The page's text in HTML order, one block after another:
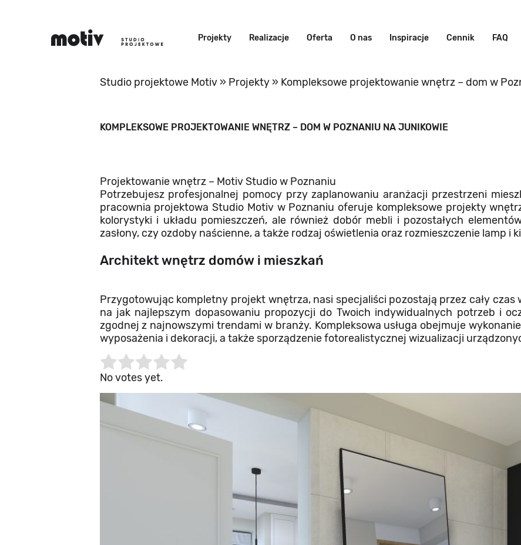
Projekty Realizacje Oferta O nas Inspiracje Cennik FAQ
Studio projektowe Motiv» Projekty» Kompleksowe projektowanie wnętrz – dom w
KOMPLEKSOWE PROJEKTOWANIE WNĘTRZ – DOM W POZNANIU NA JUNIKOWIE
Projektowanie wnętrz – Motiv Studio w Poznaniu
Potrzebujesz profesjonalnej pomocy przy zaplanowaniu aranżacji przestrzeni
pracownia projektowa Studio Motiv w Poznaniu oferuje kompleksowe projekty
kolorystyki i układu pomieszczeń, ale również dobór mebli i pozostałych
zasłony, czy ozdoby naścienne, a także rodzaj oświetlenia oraz rozmieszczenie lamp i
Architekt wnętrz domów i mieszkań
Przygotowując kompletny projekt wnętrza, nasi specjaliści pozostają przez cały czas
na jak najlepszym dopasowaniu propozycji do Twoich indywidualnych potrzeb i
zgodnej z najnowszymi trendami w branży. Kompleksowa usługa obejmuje
wyposażenia i dekoracji, a także sporządzenie fotorealistycznej wizualizacji
Rate this item:
No votes yet.